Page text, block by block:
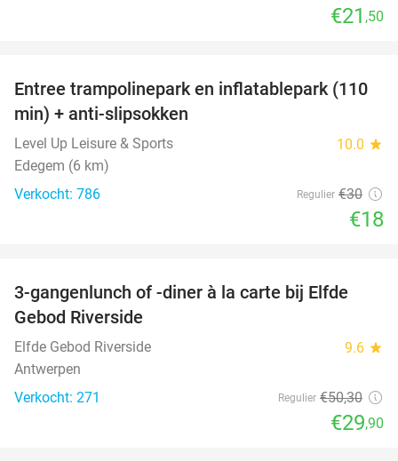
€21 ,50
40%
Entree trampolinepark en inflatablepark (110
min) + anti-slipsokken
Level Up Leisure & Sports 10.0 star
Edegem (6 km)
Verkocht: 786
Regulier €30
€18
41%
3-gangenlunch of -diner à la carte bij Elfde
Gebod Riverside
Elfde Gebod Riverside 9.6 star
Antwerpen
Verkocht: 271
Regulier €50,30
€29,90